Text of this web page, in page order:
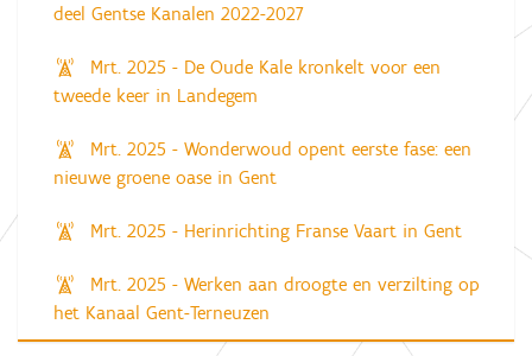
deel Gentse Kanalen 2022-2027
Mrt. 2025 - De Oude Kale kronkelt voor een
tweede keer in Landegem
Mrt. 2025 - Wonderwoud opent eerste fase: een
nieuwe groene oase in Gent
Mrt. 2025 - Herinrichting Franse Vaart in Gent
Mrt. 2025 - Werken aan droogte en verzilting op
het Kanaal Gent-Terneuzen